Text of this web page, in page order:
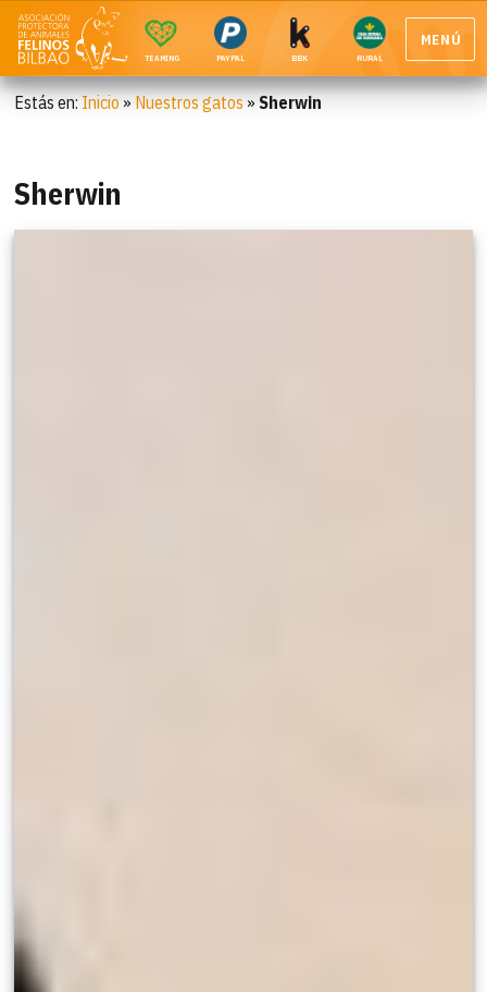
TEAMING PAYPAL BBK RURAL
MENÚ
Estás en: Inicio » Nuestros gatos »Sherwin
Sherwin